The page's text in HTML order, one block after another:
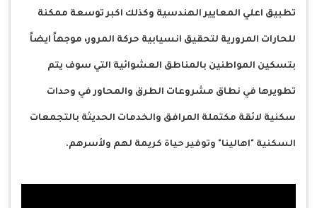
تطبيق اعلي المعايير الهندسية وكذلك اكبر توسعة ممكنة
للحارات المرورية لتحقيق انسيابية حركة المرور، موجهاً ايضاً
بتسكين المواطنين بالمناطق العشوائية التي سوف يتم
تطويرها في نطاق مشروعات الطرق والمحاور في وحدات
سكنية لائقة مكتملة المرافق والخدمات الحديثة بالتجمعات
السكنية "اهالينا" وتوفير حياة كريمة لهم ولأسرهم.